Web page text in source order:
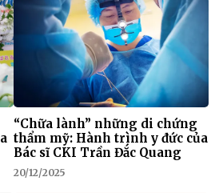
“Chữa lành” những di chứng
thẩm mỹ: Hành trình y đức của
Bác sĩ CKI Trần Đắc Quang
20/12/2025